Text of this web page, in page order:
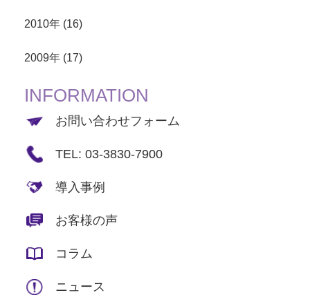
2010年 (16)
2009年 (17)
INFORMATION
お問い合わせフォーム
TEL: 03-3830-7900
導入事例
お客様の声
コラム
ニュース